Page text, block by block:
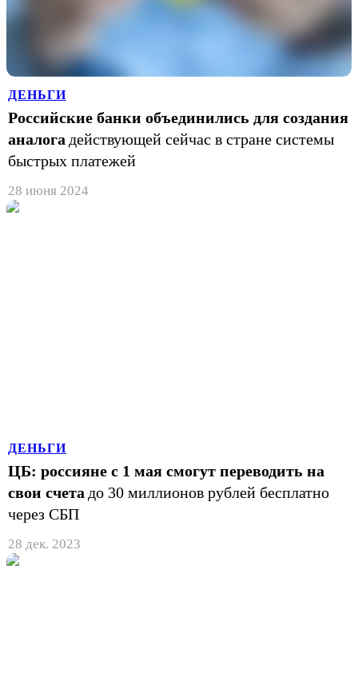
ДЕНЬГИ
Российские банки объединились для создания
аналога действующей сейчас в стране системы
быстрых платежей
28 июня 2024
ДЕНЬГИ
ЦБ: россияне с 1 мая смогут переводить на
свои счета до 30 миллионов рублей бесплатно
через СБП
28 дек. 2023